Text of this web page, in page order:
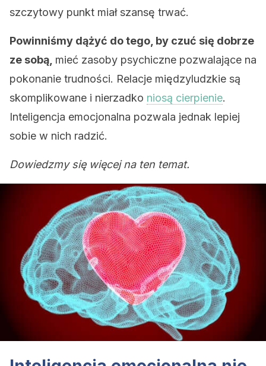
szczytowy punkt miał szansę trwać.
Powinniśmy dążyć do tego, by czuć się dobrze
ze sobą, mieć zasoby psychiczne pozwalające na
pokonanie trudności. Relacje międzyludzkie są
skomplikowane i nierzadko niosą cierpienie.
Inteligencja emocjonalna pozwala jednak lepiej
sobie w nich radzić.
Dowiedzmy się więcej na ten temat.